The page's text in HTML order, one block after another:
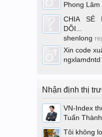
Phong Lâm
CHIA SẺ
DÕI...
shenlong
Xin code
ngxlamdntd
Nhận định thị
VN-Index
Tuấn Thành
Tôi không